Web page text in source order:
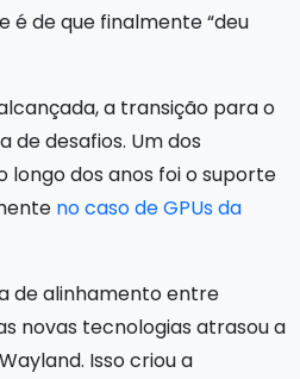
é de que finalmente “deu
a transição para o
de desafios. Um dos
longo dos anos foi o suporte
no caso de GPUs da
de alinhamento entre
novas tecnologias atrasou a
Isso criou a